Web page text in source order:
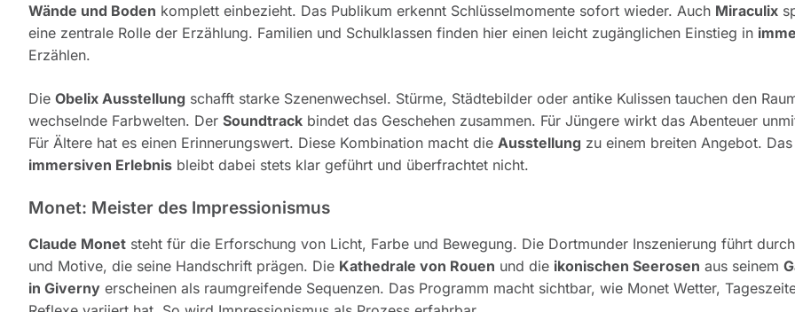
Wände und Boden komplett einbezieht. Das Publikum erkennt Schlüsselmomente sofort wieder. Auch Miraculix
eine zentrale Rolle der Erzählung. Familien und Schulklassen finden hier einen leicht zugänglichen Einstieg in
Erzählen.
Die Obelix Ausstellung schafft starke Szenenwechsel. Stürme, Städtebilder oder antike Kulissen tauchen den
wechselnde Farbwelten. Der Soundtrack bindet das Geschehen zusammen. Für Jüngere wirkt das Abenteuer
Für Ältere hat es einen Erinnerungswert. Diese Kombination macht die Ausstellung zu einem breiten Angebot. Das
immersiven Erlebnis bleibt dabei stets klar geführt und überfrachtet nicht.
Monet: Meister des Impressionismus
Claude Monet steht für die Erforschung von Licht, Farbe und Bewegung. Die Dortmunder Inszenierung führt
und Motive, die seine Handschrift prägen. Die Kathedrale von Rouen und die ikonischen Seerosen aus seinem
in Giverny erscheinen als raumgreifende Sequenzen. Das Programm macht sichtbar, wie Monet Wetter,